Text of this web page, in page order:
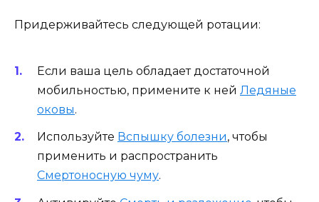
Придерживайтесь следующей ротации:
Если ваша цель обладает достаточной
мобильностью, примените к ней Ледяные
оковы.
Используйте Вспышку болезни, чтобы
применить и распространить
Смертоносную чуму.